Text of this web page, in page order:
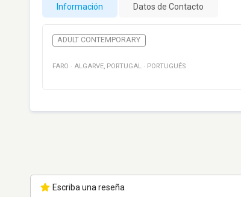
Información Datos de Contacto
ADULT CONTEMPORARY
FARO · ALGARVE, PORTUGAL · PORTUGUÉS
Escriba una reseña